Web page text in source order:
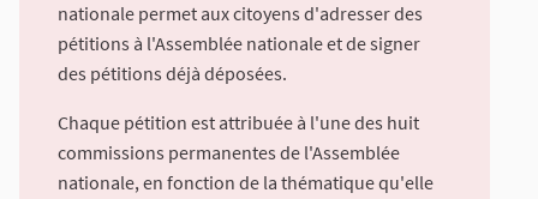
nationale permet aux citoyens d'adresser des
pétitions à l'Assemblée nationale et de signer
des pétitions déjà déposées.
Chaque pétition est attribuée à l'une des huit
commissions permanentes de l'Assemblée
nationale, en fonction de la thématique qu'elle